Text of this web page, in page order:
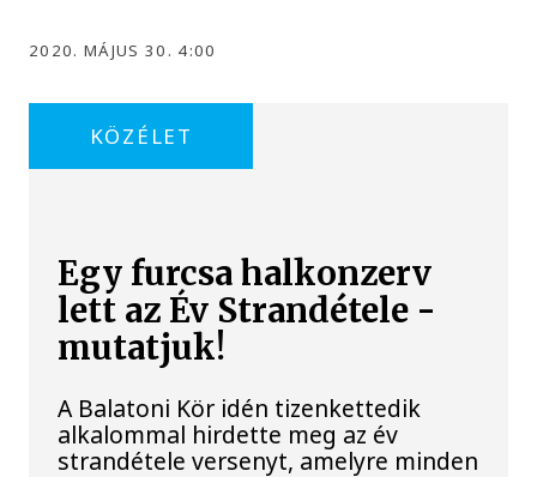
2020. MÁJUS 30. 4:00
KÖZÉLET
Egy furcsa halkonzerv
lett az Év Strandétele -
mutatjuk!
A Balatoni Kör idén tizenkettedik
alkalommal hirdette meg az év
strandétele versenyt, amelyre minden